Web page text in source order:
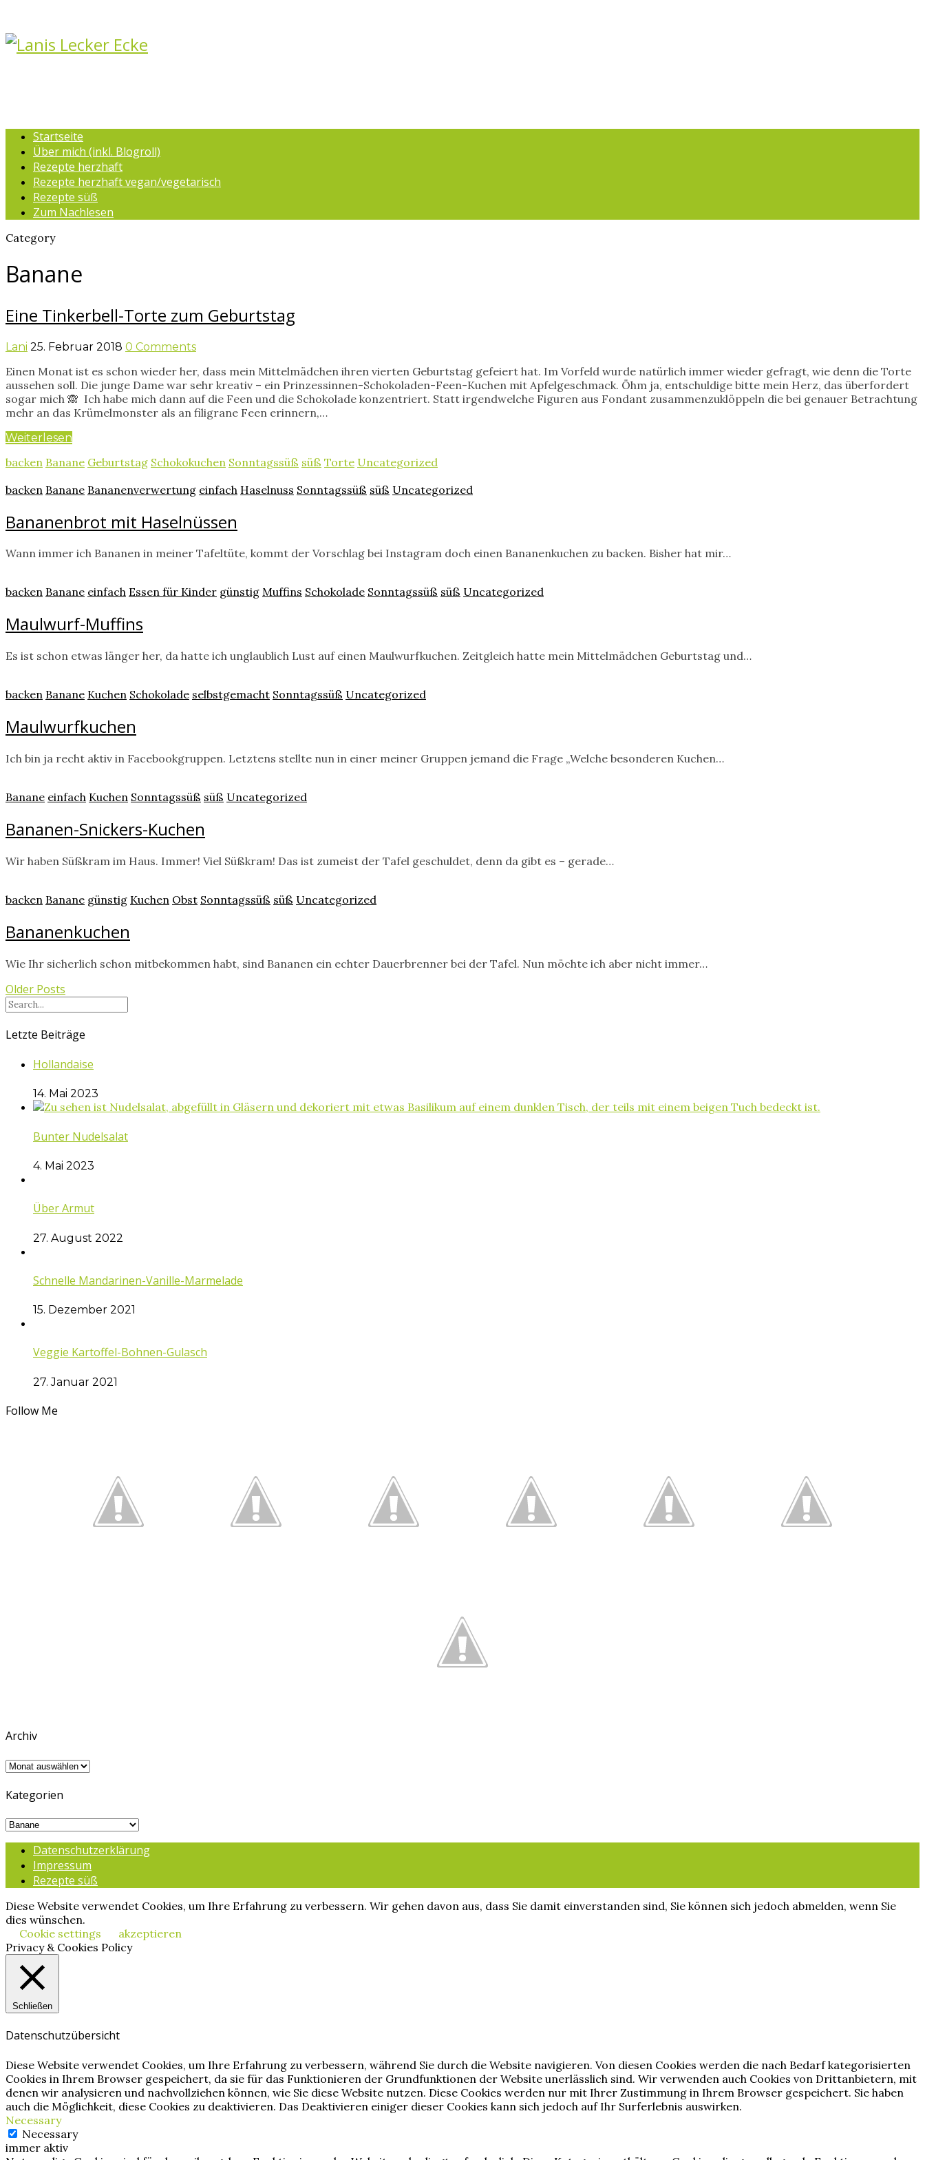
Startseite
Über mich (inkl. Blogroll)
Rezepte herzhaft
Rezepte herzhaft vegan/vegetarisch
Rezepte süß
Zum Nachlesen
Category
Banane
Eine Tinkerbell-Torte zum Geburtstag
Lani 25. Februar 2018 0 Comments
Einen Monat ist es schon wieder her, dass mein Mittelmädchen ihren vierten Geburtstag gefeiert hat. Im Vorfeld wurde natürlich immer wieder gefragt, wie denn die Torte
aussehen soll. Die junge Dame war sehr kreativ – ein Prinzessinnen-Schokoladen-Feen-Kuchen mit Apfelgeschmack. Öhm ja, entschuldige bitte mein Herz, das überfordert
sogar mich 🙈 Ich habe mich dann auf die Feen und die Schokolade konzentriert. Statt irgendwelche Figuren aus Fondant zusammenzuklöppeln die bei genauer Betrachtung
mehr an das Krümelmonster als an filigrane Feen erinnern,…
Weiterlesen
backen Banane Geburtstag Schokokuchen Sonntagssüß süß Torte Uncategorized
backen Banane Bananenverwertung einfach Haselnuss Sonntagssüß süß Uncategorized
Bananenbrot mit Haselnüssen
Wann immer ich Bananen in meiner Tafeltüte, kommt der Vorschlag bei Instagram doch einen Bananenkuchen zu backen. Bisher hat mir…
backen Banane einfach Essen für Kinder günstig Muffins Schokolade Sonntagssüß süß Uncategorized
Maulwurf-Muffins
Es ist schon etwas länger her, da hatte ich unglaublich Lust auf einen Maulwurfkuchen. Zeitgleich hatte mein Mittelmädchen Geburtstag und…
backen Banane Kuchen Schokolade selbstgemacht Sonntagssüß Uncategorized
Maulwurfkuchen
Ich bin ja recht aktiv in Facebookgruppen. Letztens stellte nun in einer meiner Gruppen jemand die Frage „Welche besonderen Kuchen…
Banane einfach Kuchen Sonntagssüß süß Uncategorized
Bananen-Snickers-Kuchen
Wir haben Süßkram im Haus. Immer! Viel Süßkram! Das ist zumeist der Tafel geschuldet, denn da gibt es – gerade…
backen Banane günstig Kuchen Obst Sonntagssüß süß Uncategorized
Bananenkuchen
Wie Ihr sicherlich schon mitbekommen habt, sind Bananen ein echter Dauerbrenner bei der Tafel. Nun möchte ich aber nicht immer…
Older Posts
Letzte Beiträge
Hollandaise
14. Mai 2023
Bunter Nudelsalat
4. Mai 2023
Über Armut
27. August 2022
Schnelle Mandarinen-Vanille-Marmelade
15. Dezember 2021
Veggie Kartoffel-Bohnen-Gulasch
27. Januar 2021
Follow Me
Archiv
Archiv
Kategorien
Kategorien
Datenschutzerklärung
Impressum
Rezepte süß
Diese Website verwendet Cookies, um Ihre Erfahrung zu verbessern. Wir gehen davon aus, dass Sie damit einverstanden sind, Sie können sich jedoch abmelden, wenn Sie
dies wünschen.
Cookie settings
akzeptieren
Privacy & Cookies Policy
Schließen
Datenschutzübersicht
Diese Website verwendet Cookies, um Ihre Erfahrung zu verbessern, während Sie durch die Website navigieren. Von diesen Cookies werden die nach Bedarf kategorisierten
Cookies in Ihrem Browser gespeichert, da sie für das Funktionieren der Grundfunktionen der Website unerlässlich sind. Wir verwenden auch Cookies von Drittanbietern, mit
denen wir analysieren und nachvollziehen können, wie Sie diese Website nutzen. Diese Cookies werden nur mit Ihrer Zustimmung in Ihrem Browser gespeichert. Sie haben
auch die Möglichkeit, diese Cookies zu deaktivieren. Das Deaktivieren einiger dieser Cookies kann sich jedoch auf Ihr Surferlebnis auswirken.
Necessary
Necessary
immer aktiv